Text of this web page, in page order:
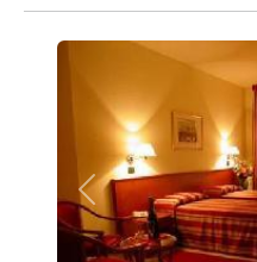
Zurück